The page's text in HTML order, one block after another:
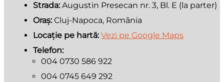
Strada: Augustin Presecan nr. 3, Bl. E (la parter)
Oraș: Cluj-Napoca, România
Locație pe hartă: Vezi pe Google Maps
Telefon:
004 0730 586 922
004 0745 649 292